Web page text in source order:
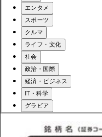
エンタメ
スポーツ
クルマ
ライフ・文化
社会
政治・国際
経済・ビジネス
IT・科学
グラビア